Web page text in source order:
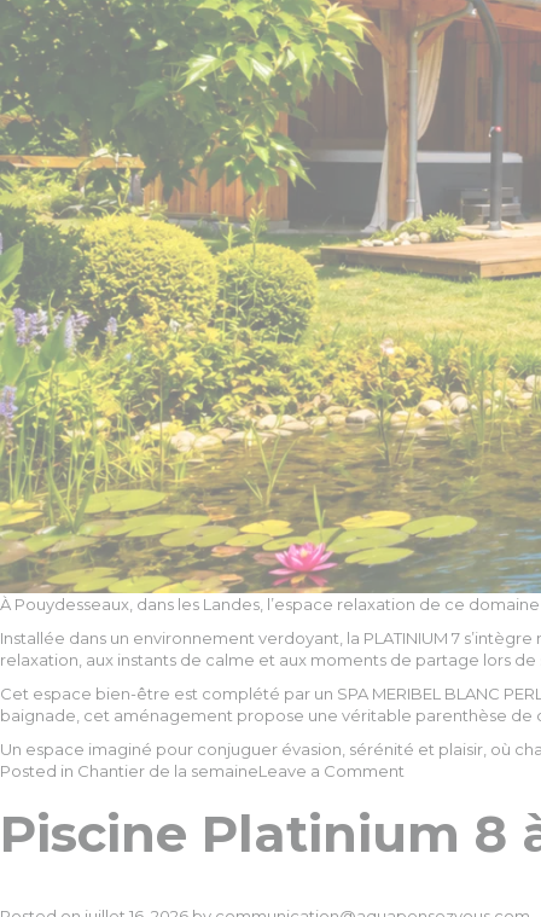
À Pouydesseaux, dans les Landes, l’espace relaxation de ce
Installée dans un environnement verdoyant, la PLATINIUM 7
relaxation, aux instants de calme et aux moments de partage lors de
Cet espace bien-être est complété par un SPA MERIBEL BLANC
baignade, cet aménagement propose une véritable parenthèse de
Un espace imaginé pour conjuguer évasion, sérénité et plaisir, où
Posted in Chantier de la semaineLeave a Comment
à
Piscine Platinium 8